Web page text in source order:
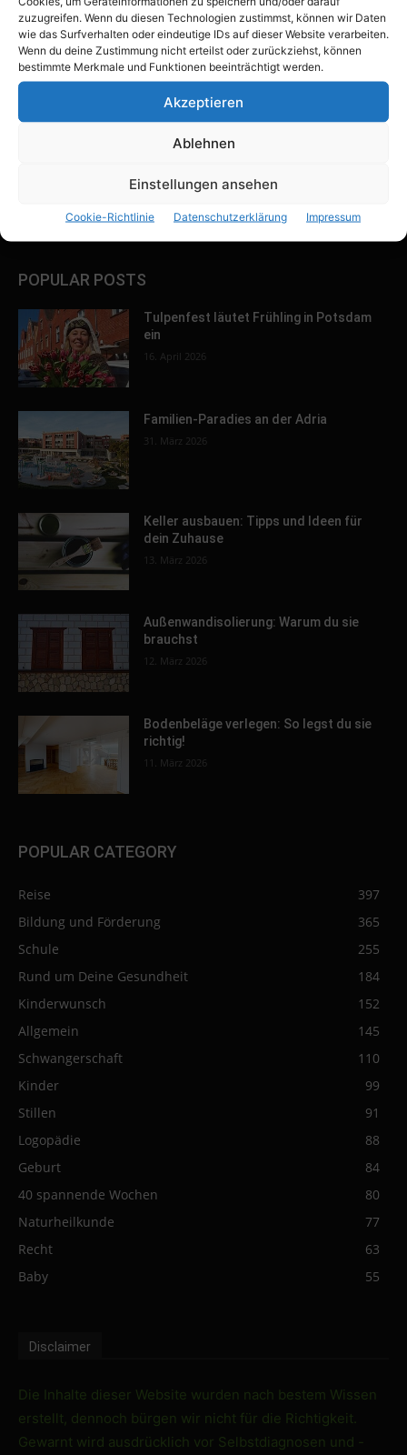
zuzugreifen. Wenn du diesen Technologien zustimmst, können wir Daten
wie das Surfverhalten oder eindeutige IDs auf dieser Website verarbeiten.
Wenn du deine Zustimmung nicht erteilst oder zurückziehst, können
bestimmte Merkmale und Funktionen beeinträchtigt werden.
Akzeptieren
Ablehnen
Einstellungen ansehen
Cookie-Richtlinie Datenschutzerklärung Impressum
4 Phasen der Finanzkrise – Erst Phase 2
– Was Dich bei der letzten Phase
21. April 2020
durch ihren Film Eltern-Kind-
Entfremdung der Öffentlichkeit sichtbar
26. März 2020
POPULAR POSTS
Tulpenfest läutet Frühling in Potsdam
ein
16. April 2026
Familien-Paradies an der Adria
31. März 2026
Keller ausbauen: Tipps und Ideen für
dein Zuhause
13. März 2026
Außenwandisolierung: Warum du sie
brauchst
12. März 2026
Bodenbeläge verlegen: So legst du sie
richtig!
11. März 2026
POPULAR CATEGORY
Reise
397
Bildung und Förderung
365
Schule
255
Rund um Deine Gesundheit
184
Kinderwunsch
152
Allgemein
145
Schwangerschaft
110
Kinder
99
Stillen
91
Logopädie
88
Geburt
84
40 spannende Wochen
80
Naturheilkunde
77
Recht
63
Baby
55
Disclaimer
Die Inhalte dieser Website wurden nach bestem Wissen
erstellt, dennoch bürgen wir nicht für die Richtigkeit.
Gewarnt wird ausdrücklich vor Selbstdiagnosen und -